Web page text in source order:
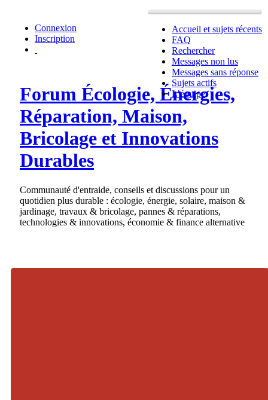
Accueil et sujets récents
FAQ
Rechercher
Messages non lus
Messages sans réponse
Sujets actifs
L’équipe
Connexion
Inscription
Forum Écologie, Énergies,
Réparation, Maison,
Bricolage et Innovations
Durables
Communauté d'entraide, conseils et discussions pour un
quotidien plus durable : écologie, énergie, solaire, maison &
jardinage, travaux & bricolage, pannes & réparations,
technologies & innovations, économie & finance alternative